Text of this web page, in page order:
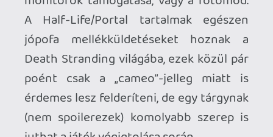
Doberman 2020.08.19 08:34:34 #0013b
Kojimának már régóta filmeket kellene
rendezni. Örülni kell a PC portnak, pláne,
hogy jól sikerült. Ezzel együtt nem
zsánerem ez a műfaj. A sok átvezető
teljesen megzavarja a játékmenetet.
Interaktiv mese kategória.
mcmacko 2020.08.18 00:58:10